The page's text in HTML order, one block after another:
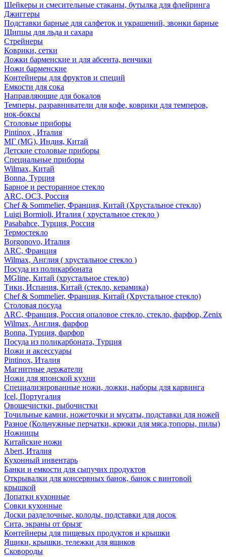
Шейкеры и смесительные стаканы, бутылка для флейринга
Джиггеры
Подставки барные для салфеток и украшений, звонки барные
Щипцы для льда и сахара
Стрейнеры
Коврики, сетки
Ложки барменские и для абсента, венчики
Ножи барменские
Контейнеры для фруктов и специй
Емкости для сока
Направляющие для бокалов
Темперы, разравниватели для кофе, коврики для темперов,
нок-боксы
Столовые приборы
Pintinox , Италия
МГ (MG), Индия, Китай
Детские столовые приборы
Специальные приборы
Wilmax, Китай
Bonna, Турция
Барное и ресторанное стекло
ARC, ОСЗ, Россия
Chef & Sommelier, Франция, Китай (Хрустальное стекло)
Luigi Bormioli, Италия ( хрустальное стекло )
Pasabahce, Турция, Россия
Термостекло
Borgonovo, Италия
ARC, Франция
Wilmax, Англия ( хрустальное стекло )
Посуда из поликарбоната
MGline, Китай (хрустальное стекло)
Тики, Испания, Китай (стекло, керамика)
Chef & Sommelier, Франция, Китай (Хрустальное стекло)
Столовая посуда
ARC, Франция, Россия опаловое стекло, стекло, фарфор, Zenix
Wilmax, Англия, фарфор
Bonna, Турция, фарфор
Посуда из поликарбоната, Турция
Ножи и аксессуары
Pintinox, Италия
Магнитные держатели
Ножи для японской кухни
Специализированные ножи, ложки, наборы для карвинга
Icel, Португалия
Овощечистки, рыбочистки
Точильные камни, ножеточки и мусаты, подставки для ножей
Разное (Кольчужные перчатки, крюки для мяса,топоры, пилы)
Ножницы
Китайские ножи
Abert, Италия
Кухонный инвентарь
Банки и емкости для сыпучих продуктов
Открывалки для консервных банок, банок с винтовой
крышкой
Лопатки кухонные
Совки кухонные
Доски разделочные, колоды, подставки для досок
Сита, экраны от брызг
Контейнеры для пищевых продуктов и крышки
Ящики, крышки, тележки для ящиков
Сковороды